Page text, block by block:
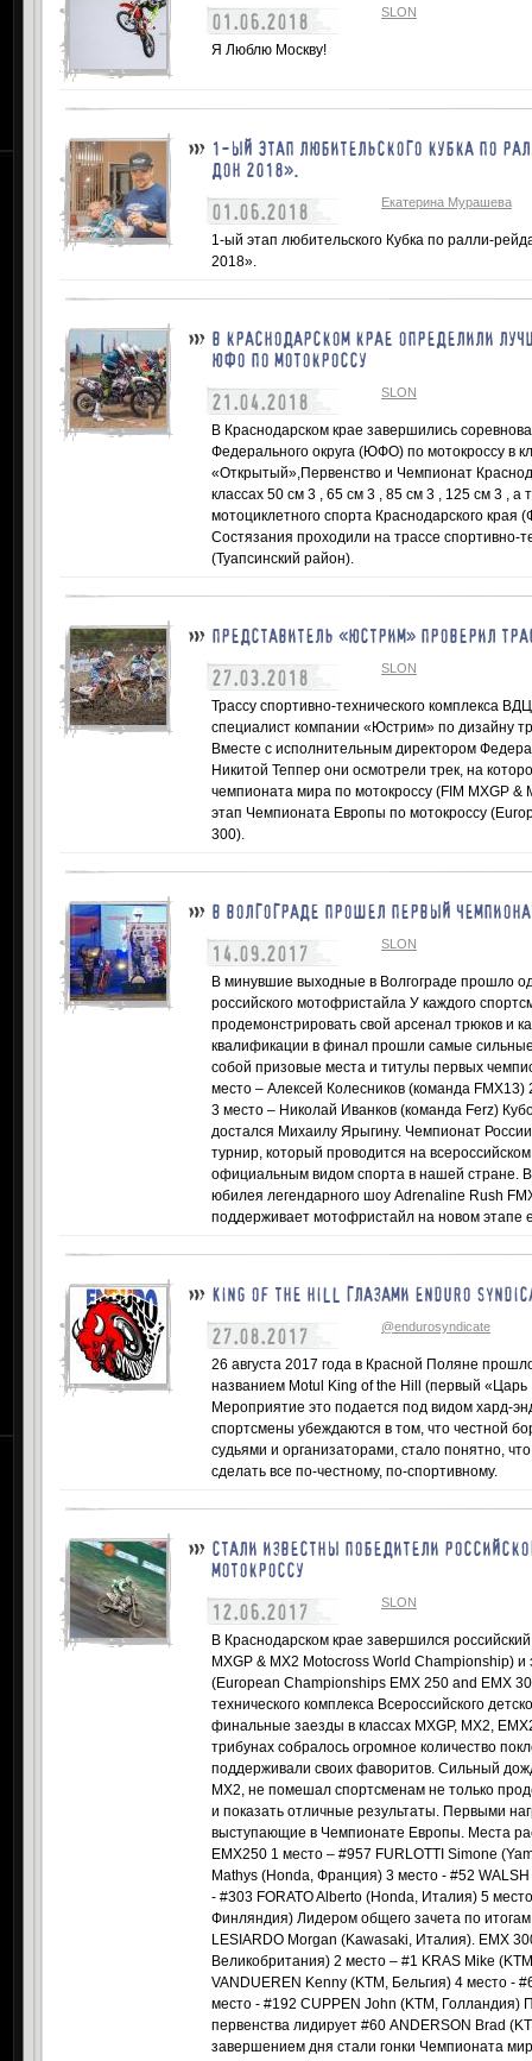
01.06.2018 SLON
Я Люблю Москву!
1-ЫЙ ЭТАП ЛЮБИТЕЛЬСКОГО КУБКА ПО
ДОН 2018».
01.06.2018 Екатерина Мурашева
1-ый этап любительского Кубка по ралли-
2018».
В КРАСНОДАРСКОМ КРАЕ ОПРЕДЕЛИЛИ
ЮФО ПО МОТОКРОССУ
21.04.2018 SLON
В Краснодарском крае завершились
Федерального округа (ЮФО) по мотокроссу в
«Открытый»,Первенство и Чемпионат
классах 50 см 3 , 65 см 3 , 85 см 3 , 125 см 3 , а
мотоциклетного спорта Краснодарского
Состязания проходили на трассе спортивно-
(Туапсинский район).
ПРЕДСТАВИТЕЛЬ «ЮСТРИМ» ПРОВЕРИЛ
27.03.2018 SLON
Трассу спортивно-технического комплекса
специалист компании «Юстрим» по дизайну
Вместе с исполнительным директором
Никитой Теппер они осмотрели трек, на
чемпионата мира по мотокроссу (FIM MXGP
этап Чемпионата Европы по мотокроссу
300).
В ВОЛГОГРАДЕ ПРОШЕЛ ПЕРВЫЙ
14.09.2017 SLON
В минувшие выходные в Волгограде прошло
российского мотофристайла У каждого
продемонстрировать свой арсенал трюков и
квалификации в финал прошли самые
собой призовые места и титулы первых
место – Алексей Колесников (команда
3 место – Николай Иванков (команда Ferz)
достался Михаилу Ярыгину. Чемпионат
турнир, который проводится на
официальным видом спорта в нашей стране.
юбилея легендарного шоу Adrenaline Rush
поддерживает мотофристайл на новом этапе
KING OF THE HILL ГЛАЗАМИ ENDURO
27.08.2017 @endurosyndicate
26 августа 2017 года в Красной Поляне
названием Motul King of the Hill (первый
Мероприятие это подается под видом хард-
спортсмены убеждаются в том, что честной
судьями и организаторами, стало понятно,
сделать все по-честному, по-спортивному.
СТАЛИ ИЗВЕСТНЫ ПОБЕДИТЕЛИ
МОТОКРОССУ
12.06.2017 SLON
В Краснодарском крае завершился
MXGP & MX2 Motocross World Championship)
(European Championships EMX 250 and EMX
технического комплекса Всероссийского
финальные заезды в классах MXGP, MX2,
трибунах собралось огромное количество
поддерживали своих фаворитов. Сильный
MX2, не помешал спортсменам не только
и показать отличные результаты. Первыми
выступающие в Чемпионате Европы. Места
EMX250 1 место – #957 FURLOTTI Simone
Mathys (Honda, Франция) 3 место - #52
- #303 FORATO Alberto (Honda, Италия) 5
Финляндия) Лидером общего зачета по
LESIARDO Morgan (Kawasaki, Италия). EMX
Великобритания) 2 место – #1 KRAS Mike
VANDUEREN Kenny (KTM, Бельгия) 4 место -
место - #192 CUPPEN John (KTM, Голландия)
первенства лидирует #60 ANDERSON Brad
завершением дня стали гонки Чемпионата